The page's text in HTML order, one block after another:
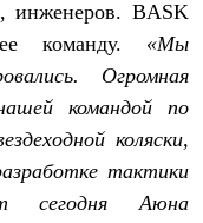
инженеров. BASK
команду. «Мы
Огромная
командой по
коляски,
тактики
сегодня Аюна